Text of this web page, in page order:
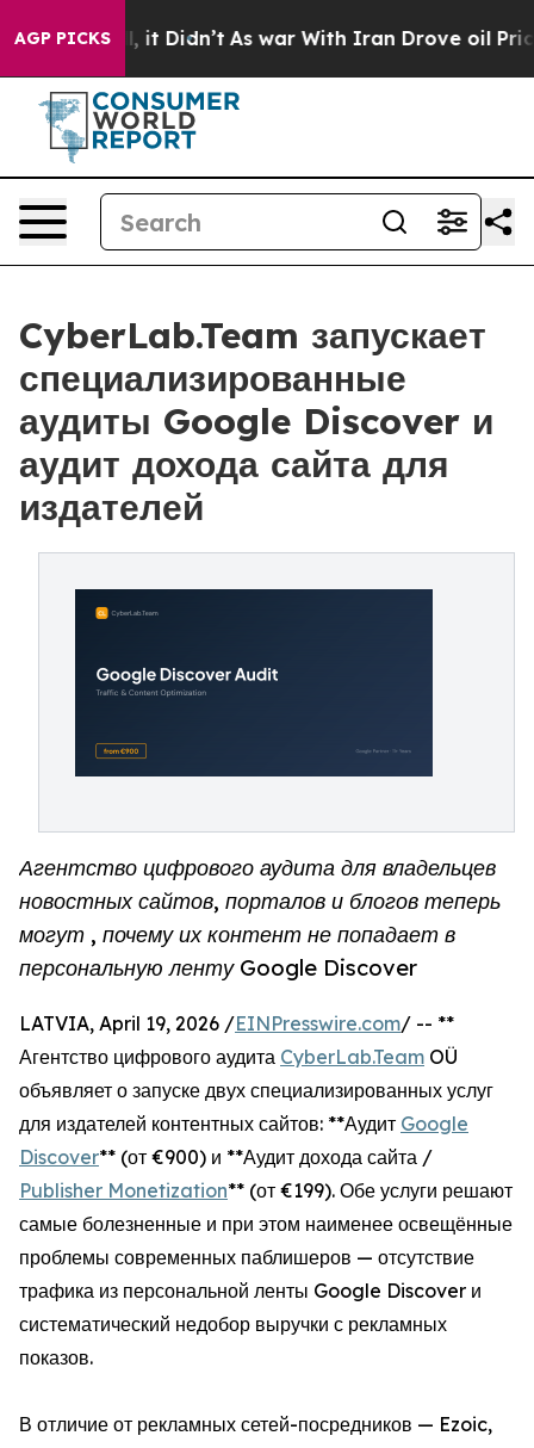
AGP PICKS
it Didn’t As war With Iran Drove oil Prices
CyberLab.Team запускает
специализированные
аудиты Google Discover и
аудит дохода сайта для
издателей
Агентство цифрового аудита для владельцев
новостных сайтов, порталов и блогов теперь
могут , почему их контент не попадает в
персональную ленту Google Discover
LATVIA, April 19, 2026 /EINPresswire.com/ -- **
Агентство цифрового аудита CyberLab.Team OÜ
объявляет о запуске двух специализированных услуг
для издателей контентных сайтов: **Аудит Google
Discover** (от €900) и **Аудит дохода сайта /
Publisher Monetization** (от €199). Обе услуги решают
самые болезненные и при этом наименее освещённые
проблемы современных паблишеров — отсутствие
трафика из персональной ленты Google Discover и
систематический недобор выручки с рекламных
показов.
В отличие от рекламных сетей-посредников — Ezoic,